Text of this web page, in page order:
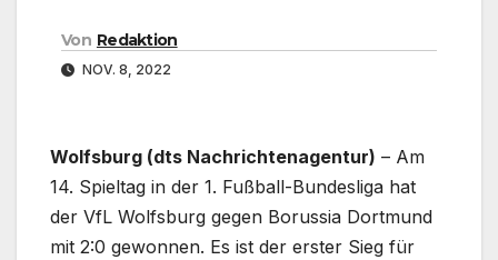
Von Redaktion
NOV. 8, 2022
Wolfsburg (dts Nachrichtenagentur) – Am
14. Spieltag in der 1. Fußball-Bundesliga hat
der VfL Wolfsburg gegen Borussia Dortmund
mit 2:0 gewonnen. Es ist der erster Sieg für